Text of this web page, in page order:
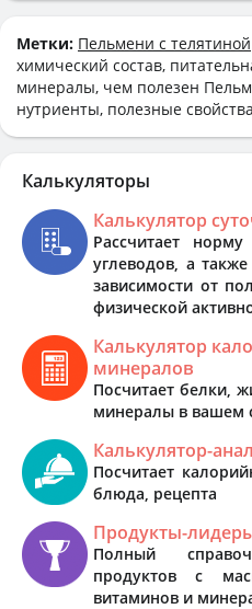
Метки: Пельмени с телятиной
химический состав,
минералы, чем полезен
нутриенты, полезные
Калькуляторы
Калькулятор
Рассчитает
углеводов, а
зависимости от
физической
Калькулятор
минералов
Посчитает белки,
минералы в вашем
Калькулятор-
Посчитает
блюда, рецепта
Продукты-
Полный
продуктов с
витаминов и